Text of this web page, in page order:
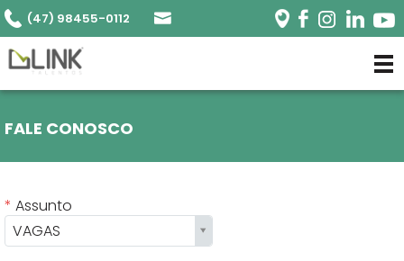
(47) 98455-0112
FALE CONOSCO
Assunto
VAGAS